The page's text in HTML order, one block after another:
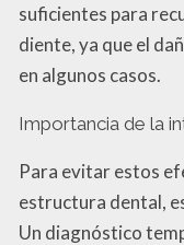
suficientes para
diente, ya que el
en algunos casos.
Importancia de la
Para evitar estos
estructura dental,
Un diagnóstico